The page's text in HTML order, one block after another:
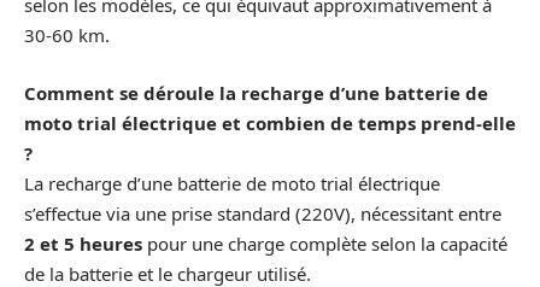
selon les modèles, ce qui équivaut approximativement à
30-60 km.
Comment se déroule la recharge d’une batterie de
moto trial électrique et combien de temps prend-elle
?
La recharge d’une batterie de moto trial électrique
s’effectue via une prise standard (220V), nécessitant entre
2 et 5 heures pour une charge complète selon la capacité
de la batterie et le chargeur utilisé.